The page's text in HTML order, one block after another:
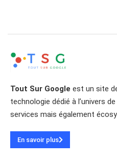
Tout Sur Google est un site
technologie dédié à l’univers
services mais également
En savoir plus